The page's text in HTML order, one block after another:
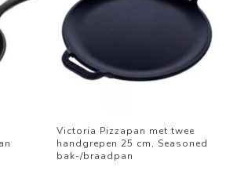
Victoria Pizzapan met twee
handgrepen 25 cm, Seasoned
bak-/braadpan